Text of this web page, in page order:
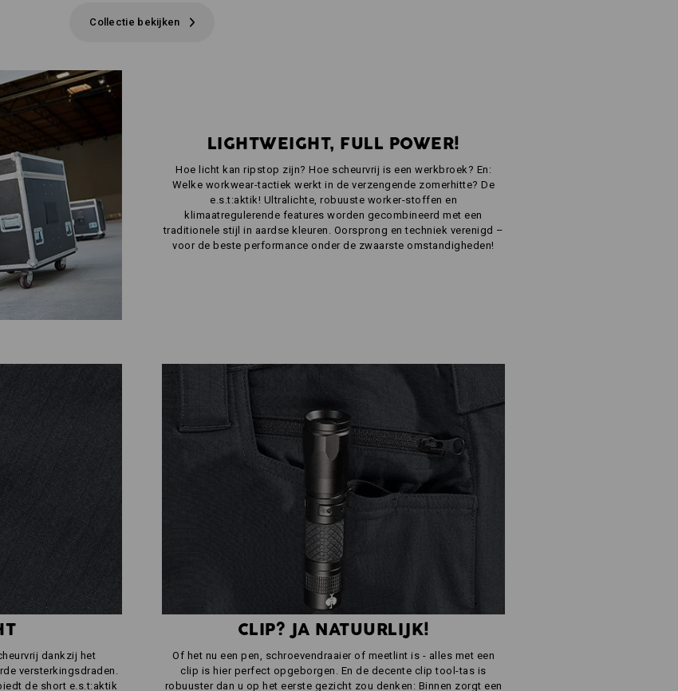
Collectie bekijken
LIGHTWEIGHT, FULL POWER!
Hoe licht kan ripstop zijn? Hoe scheurvrij is een werkbroek? En:
Welke workwear-tactiek werkt in de verzengende zomerhitte? De
e.s.t:aktik! Ultralichte, robuuste worker-stoffen en
klimaatregulerende features worden gecombineerd met een
traditionele stijl in aardse kleuren. Oorsprong en techniek verenigd –
voor de beste performance onder de zwaarste omstandigheden!
dankzij het
versterkingsdraden.
de short e.s.t:aktik
CLIP? JA NATUURLIJK!
Of het nu een pen, schroevendraaier of meetlint is - alles met een
clip is hier perfect opgeborgen. En de decente clip tool-tas is
robuuster dan u op het eerste gezicht zou denken: Binnen zorgt een